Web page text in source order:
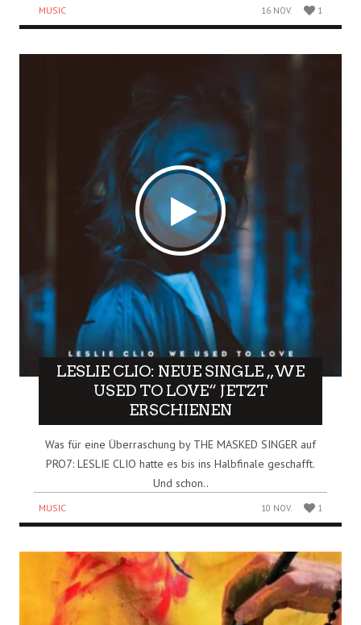
MUSIC 16 NOV. 1
LESLIE CLIO: NEUE SINGLE „WE
USED TO LOVE“ JETZT
ERSCHIENEN
Was für eine Überraschung by THE MASKED SINGER auf
PRO7: LESLIE CLIO hatte es bis ins Halbfinale geschafft.
Und schon..
MUSIC 10 NOV. 1